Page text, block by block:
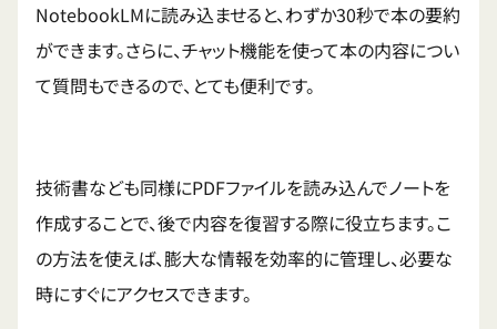
NotebookLMに読み込ませると、わずか30秒で本の要約
ができます。さらに、チャット機能を使って本の内容につい
て質問もできるので、とても便利です。
技術書なども同様にPDFファイルを読み込んでノートを
作成することで、後で内容を復習する際に役立ちます。こ
の方法を使えば、膨大な情報を効率的に管理し、必要な
時にすぐにアクセスできます。